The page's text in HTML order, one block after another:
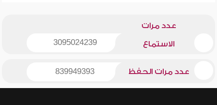
عدد مرات
الاستماع 3095024239
عدد مرات الحفظ 839949393